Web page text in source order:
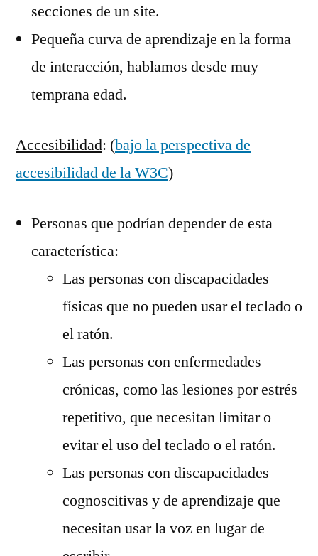
secciones de un site.
Pequeña curva de aprendizaje en la forma
de interacción, hablamos desde muy
temprana edad.
Accesibilidad: (bajo la perspectiva de
accesibilidad de la W3C)
Personas que podrían depender de esta
característica:
Las personas con discapacidades
físicas que no pueden usar el teclado o
el ratón.
Las personas con enfermedades
crónicas, como las lesiones por estrés
repetitivo, que necesitan limitar o
evitar el uso del teclado o el ratón.
Las personas con discapacidades
cognoscitivas y de aprendizaje que
necesitan usar la voz en lugar de